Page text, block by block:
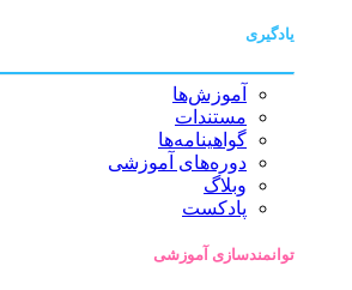
یادگیری
آموزش‌ها
مستندات
گواهینامه‌ها
دوره‌های آموزشی
وبلاگ
پادکست
توانمندسازی آموزشی